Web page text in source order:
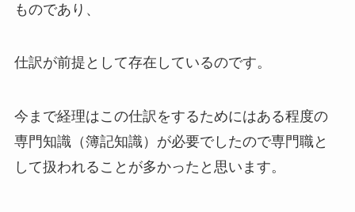
ものであり、
仕訳が前提として存在しているのです。
今まで経理はこの仕訳をするためにはある程度の
専門知識（簿記知識）が必要でしたので専門職と
して扱われることが多かったと思います。